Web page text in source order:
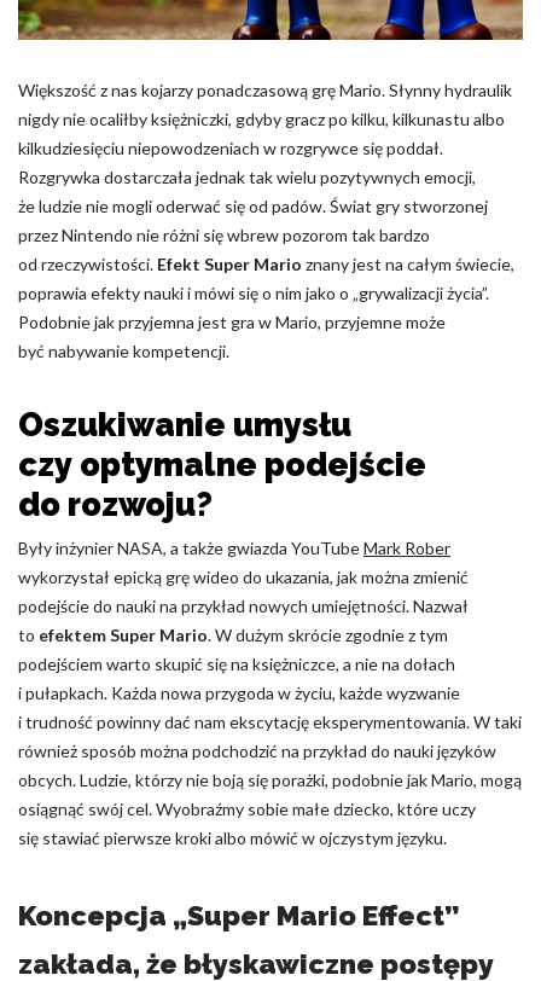
Większość z nas kojarzy ponadczasową grę Mario. Słynny hydraulik
nigdy nie ocaliłby księżniczki, gdyby gracz po kilku, kilkunastu albo
kilkudziesięciu niepowodzeniach w rozgrywce się poddał.
Rozgrywka dostarczała jednak tak wielu pozytywnych emocji,
że ludzie nie mogli oderwać się od padów. Świat gry stworzonej
przez Nintendo nie różni się wbrew pozorom tak bardzo
od rzeczywistości. Efekt Super Mario znany jest na całym świecie,
poprawia efekty nauki i mówi się o nim jako o „grywalizacji życia”.
Podobnie jak przyjemna jest gra w Mario, przyjemne może
być nabywanie kompetencji.
Oszukiwanie umysłu
czy optymalne podejście
do rozwoju?
Były inżynier NASA, a także gwiazda YouTubeMark Rober
wykorzystał epicką grę wideo do ukazania, jak można zmienić
podejście do nauki na przykład nowych umiejętności. Nazwał
to efektem Super Mario. W dużym skrócie zgodnie z tym
podejściem warto skupić się na księżniczce, a nie na dołach
i pułapkach. Każda nowa przygoda w życiu, każde wyzwanie
i trudność powinny dać nam ekscytację eksperymentowania. W taki
również sposób można podchodzić na przykład do nauki języków
obcych. Ludzie, którzy nie boją się porażki, podobnie jak Mario, mogą
osiągnąć swój cel. Wyobraźmy sobie małe dziecko, które uczy
się stawiać pierwsze kroki albo mówić w ojczystym języku.
Koncepcja „Super Mario Effect”
zakłada, że błyskawiczne postępy
zapamiętanie informacji, które zmieniają wygląd lub
Statystyka
Statystyczne pliki cookie pomagają właścicielem stron
internetowych zrozumieć, w jaki sposób różni użytkownicy
zachowują się na stronie, gromadząc i zgłaszając anonimowe
informacje.
Marketing
wyświetlanie reklam, które są istotne i interesujące dla
poszczególnych użytkowników i tym samym bardziej cenne dla
wydawców i reklamodawców strony trzeciej.
Nieklasyfikowane
Nieklasyfikowane pliki cookie, to pliki, które są w procesie
klasyfikowania, wraz z dostawcami poszczególnych ciasteczek.
Odrzuć
Zapisz moje preferencje
Akceptuj wszystko